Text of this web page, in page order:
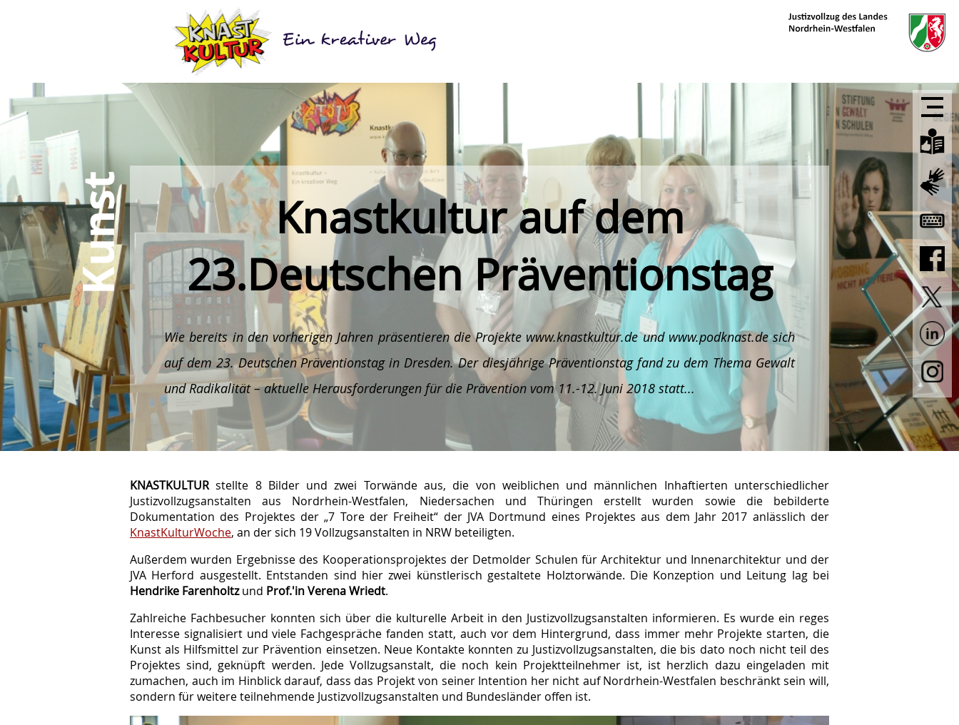
Kunst
Knastkultur auf dem
23.Deutschen Präventionstag
Wie bereits in den vorherigen Jahren präsentieren die Projekte www.knastkultur.de und www.podknast.de sich
auf dem 23. Deutschen Präventionstag in Dresden. Der diesjährige Präventionstag fand zu dem Thema Gewalt
und Radikalität – aktuelle Herausforderungen für die Prävention vom 11.-12. Juni 2018 statt...
KNASTKULTURstellte 8 Bilder und zwei Torwände aus, die von weiblichen und männlichen Inhaftierten unterschiedlicher
Justizvollzugsanstalten aus Nordrhein-Westfalen, Niedersachen und Thüringen erstellt wurden sowie die bebilderte
Dokumentation des Projektes der „7 Tore der Freiheit“ der JVA Dortmund eines Projektes aus dem Jahr 2017 anlässlich der
KnastKulturWoche, an der sich 19 Vollzugsanstalten in NRW beteiligten.
Außerdem wurden Ergebnisse des Kooperationsprojektes der Detmolder Schulen für Architektur und Innenarchitektur und der
JVA Herford ausgestellt. Entstanden sind hier zwei künstlerisch gestaltete Holztorwände. Die Konzeption und Leitung lag bei
Hendrike Farenholtzund Prof.'in Verena Wriedt.
Zahlreiche Fachbesucher konnten sich über die kulturelle Arbeit in den Justizvollzugsanstalten informieren. Es wurde ein reges
Interesse signalisiert und viele Fachgespräche fanden statt, auch vor dem Hintergrund, dass immer mehr Projekte starten, die
Kunst als Hilfsmittel zur Prävention einsetzen. Neue Kontakte konnten zu Justizvollzugsanstalten, die bis dato noch nicht teil des
Projektes sind, geknüpft werden. Jede Vollzugsanstalt, die noch kein Projektteilnehmer ist, ist herzlich dazu eingeladen mit
zumachen, auch im Hinblick darauf, dass das Projekt von seiner Intention her nicht auf Nordrhein-Westfalen beschränkt sein will,
sondern für weitere teilnehmende Justizvollzugsanstalten und Bundesländer offen ist.